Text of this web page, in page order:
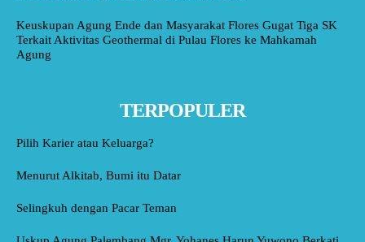
Keuskupan Agung Ende dan Masyarakat Flores Gugat Tiga SK
Terkait Aktivitas Geothermal di Pulau Flores ke Mahkamah
Agung
TERPOPULER
Pilih Karier atau Keluarga?
Menurut Alkitab, Bumi itu Datar
Selingkuh dengan Pacar Teman